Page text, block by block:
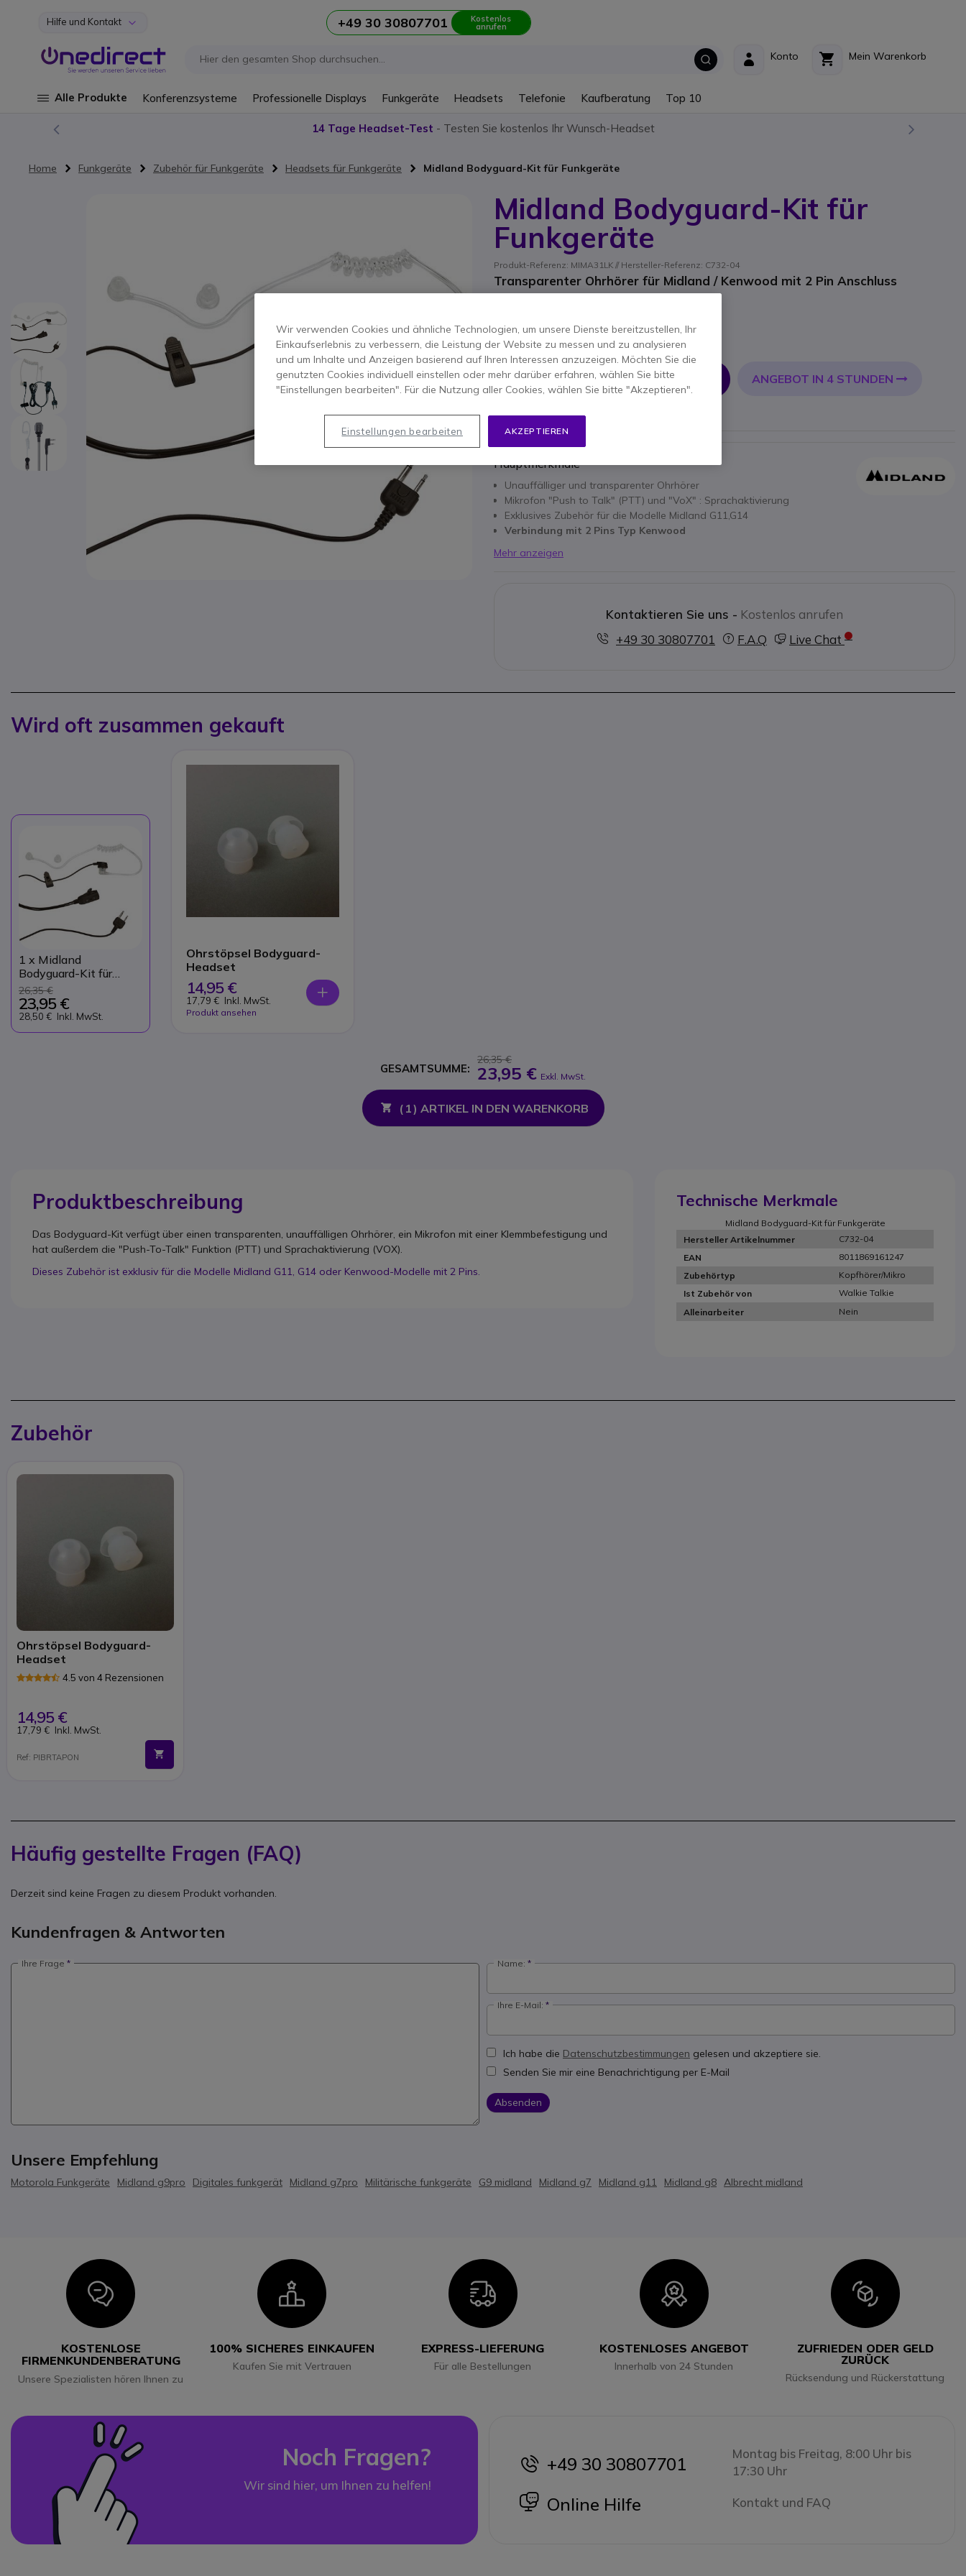
Zum Inhalt springen
Hilfe und Kontakt +49 30 30807701 Kostenlos
anrufen
Mein Warenkorb
Konto
Alle Produkte Konferenzsysteme Professionelle Displays Funkgeräte Headsets Telefonie Kaufberatung Top 10
14 Tage Headset-Test - Testen Sie kostenlos Ihr Wunsch-Headset
Home Funkgeräte Zubehör für Funkgeräte Headsets für Funkgeräte Midland Bodyguard-Kit für Funkgeräte
Midland Bodyguard-Kit für
Funkgeräte
Produkt-Referenz: MIMA31LK // Hersteller-Referenz: C732-04
Transparenter Ohrhörer für Midland / Kenwood mit 2 Pin Anschluss
26,35 €
23,95 €- 28,50 € Inkl. MwSt.
Anzahl
IN DEN WARENKORB ANGEBOT IN 4 STUNDEN
Hauptmerkmale
Unauffälliger und transparenter Ohrhörer
Mikrofon "Push to Talk" (PTT) und "VoX" : Sprachaktivierung
Exklusives Zubehör für die Modelle Midland G11,G14
Verbindung mit 2 Pins Typ Kenwood
Mehr anzeigen
Kontaktieren Sie uns - Kostenlos anrufen
+49 30 30807701
F.A.Q Live Chat
Wird oft zusammen gekauft
1 x Midland
Bodyguard-Kit für
Funkgeräte
26,35 €
23,95 €
28,50 € Inkl. MwSt.
Ohrstöpsel Bodyguard-
Headset
14,95 €
17,79 € Inkl. MwSt.
Produkt ansehen
GESAMTSUMME:
26,35 €
23,95 € Exkl. MwSt.
( 1) ARTIKEL IN DEN WARENKORB
Produktbeschreibung
Das Bodyguard-Kit verfügt über einen transparenten, unauffälligen Ohrhörer, ein Mikrofon mit einer Klemmbefestigung und
hat außerdem die "Push-To-Talk" Funktion (PTT) und Sprachaktivierung (VOX).
Dieses Zubehör ist exklusiv für die Modelle Midland G11, G14 oder Kenwood-Modelle mit 2 Pins.
Technische Merkmale
Midland Bodyguard-Kit für Funkgeräte
Hersteller Artikelnummer
C732-04
EAN
8011869161247
Zubehörtyp
Kopfhörer/Mikro
Ist Zubehör von
Walkie Talkie
Alleinarbeiter
Nein
Zubehör
Ohrstöpsel Bodyguard-
Headset
4.5 von 4 Rezensionen
14,95 €
17,79 € Inkl. MwSt.
Ref: PIBRTAPON
Häufig gestellte Fragen (FAQ)
Derzeit sind keine Fragen zu diesem Produkt vorhanden.
Kundenfragen & Antworten
Ihre Frage Name:
Ihre E-Mail:
Ich habe die Datenschutzbestimmungen gelesen und akzeptiere sie.
Senden Sie mir eine Benachrichtigung per E-Mail
Absenden
Unsere Empfehlung
Motorola Funkgeräte Midland g9pro Digitales funkgerät Midland g7pro Militärische funkgeräte G9 midland Midland g7 Midland g11 Midland g8 Albrecht midland
Icon
KOSTENLOSE
FIRMENKUNDENBERATUNG
Unsere Spezialisten hören Ihnen zu
Icon
100% SICHERES EINKAUFEN
Kaufen Sie mit Vertrauen
Icon
EXPRESS-LIEFERUNG
Für alle Bestellungen
Icon
KOSTENLOSES ANGEBOT
Innerhalb von 24 Stunden
Icon
ZUFRIEDEN ODER GELD
ZURÜCK
Rücksendung und Rückerstattung
Noch Fragen?
Wir sind hier, um Ihnen zu helfen!
icon
+49 30 30807701
Montag bis Freitag, 8:00 Uhr bis
17:30 Uhr
icon
Online Hilfe Kontakt und FAQ
Wir verwenden Cookies und ähnliche Technologien, um unsere Dienste bereitzustellen, Ihr
Einkaufserlebnis zu verbessern, die Leistung der Website zu messen und zu analysieren
und um Inhalte und Anzeigen basierend auf Ihren Interessen anzuzeigen. Möchten Sie die
genutzten Cookies individuell einstellen oder mehr darüber erfahren, wählen Sie bitte
"Einstellungen bearbeiten". Für die Nutzung aller Cookies, wählen Sie bitte "Akzeptieren".
AKZEPTIEREN
Einstellungen bearbeiten